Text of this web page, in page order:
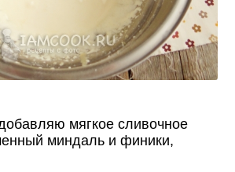
мягкое сливочное
миндаль и финики,